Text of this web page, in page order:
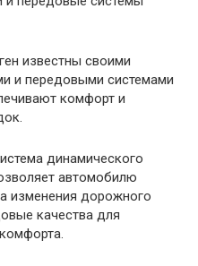
известны своими
и передовыми системами
комфорт и
динамического
автомобилю
изменения дорожного
качества для